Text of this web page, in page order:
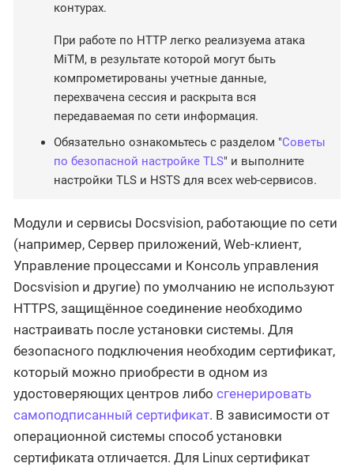
контурах.
При работе по HTTP легко реализуема атака
MiTM, в результате которой могут быть
компрометированы учетные данные,
перехвачена сессия и раскрыта вся
передаваемая по сети информация.
Обязательно ознакомьтесь с разделом "Советы
по безопасной настройке TLS" и выполните
настройки TLS и HSTS для всех web-сервисов.
Модули и сервисы Docsvision, работающие по сети
(например, Сервер приложений, Web-клиент,
Управление процессами и Консоль управления
Docsvision и другие) по умолчанию не используют
HTTPS, защищённое соединение необходимо
настраивать после установки системы. Для
безопасного подключения необходим сертификат,
который можно приобрести в одном из
удостоверяющих центров либо сгенерировать
самоподписанный сертификат. В зависимости от
операционной системы способ установки
сертификата отличается. Для Linux сертификат